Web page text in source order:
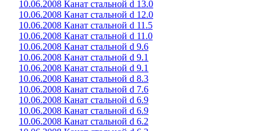
10.06.2008 Канат стальной d 13.0
10.06.2008 Канат стальной d 12.0
10.06.2008 Канат стальной d 11.5
10.06.2008 Канат стальной d 11.0
10.06.2008 Канат стальной d 9.6
10.06.2008 Канат стальной d 9.1
10.06.2008 Канат стальной d 9.1
10.06.2008 Канат стальной d 8.3
10.06.2008 Канат стальной d 7.6
10.06.2008 Канат стальной d 6.9
10.06.2008 Канат стальной d 6.9
10.06.2008 Канат стальной d 6.2